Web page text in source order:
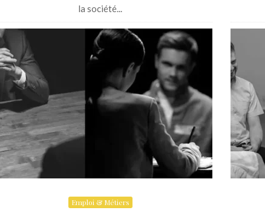
la société...
Emploi & Métiers